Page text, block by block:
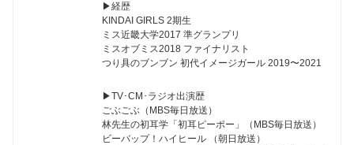
▶︎経歴
KINDAI GIRLS 2期生
ミス近畿大学2017 準グランプリ
ミスオブミス2018 ファイナリスト
つり具のブンブン 初代イメージガール 2019〜2021
▶︎TV･CM･ラジオ出演歴
ごぶごぶ（MBS毎日放送）
林先生の初耳学「初耳ピーポー」（MBS毎日放送）
ビーバップ！ハイヒール （朝日放送）